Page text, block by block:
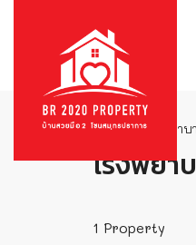
บ้าน โรงพยา
โรงพยา
1 Property